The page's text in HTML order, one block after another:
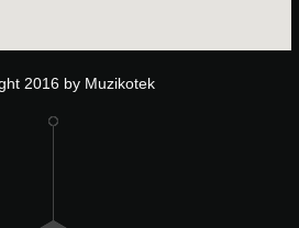
2016 by Muzikotek